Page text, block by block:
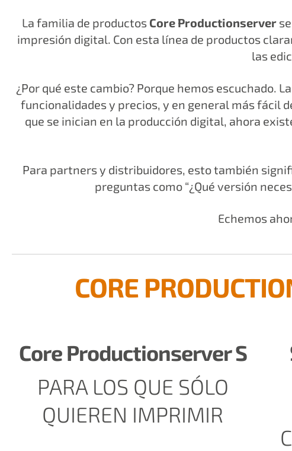
La familia de productos Core Productionserverse
impresión digital. Con esta línea de productos
las
¿Por qué este cambio? Porque hemos escuchado.
funcionalidades y precios, y en general más fácil
que se inician en la producción digital, ahora
Para partners y distribuidores, esto también
preguntas como “¿Qué versión
Echemos
CORE
Core Productionserver S
PARA LOS QUE SÓLO
QUIEREN IMPRIMIR